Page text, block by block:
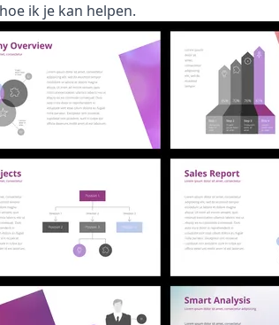
ik je kan helpen.